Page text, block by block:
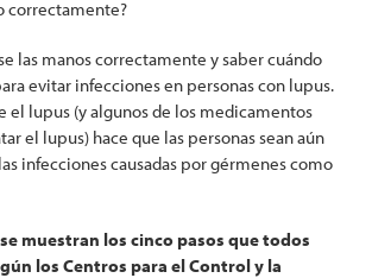
correctamente?
las manos correctamente y saber cuándo
evitar infecciones en personas con lupus.
el lupus (y algunos de los medicamentos
el lupus) hace que las personas sean aún
infecciones causadas por gérmenes como
muestran los cinco pasos que todos
los Centros para el Control y la